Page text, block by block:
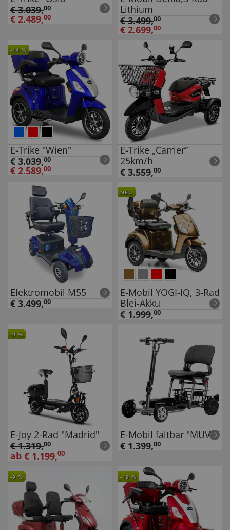
€3.039,00
€ 2.489,00
Lithium
€3.499,00
€ 2.699,00
-14 %
E-Trike "Wien"
€3.039,00
€ 2.589,00
E-Trike „Carrier”
25km/h
€ 3.559,00
Elektromobil M55
€ 3.499,00
NEU
E-Mobil YOGI-IQ, 3-Rad
Blei-Akku
€ 1.999,00
-9 %
E-Joy 2-Rad "Madrid"
€1.319,00
ab € 1.199,00
E-Mobil faltbar "MUVY"
€ 1.399,00
-9 % -19 %